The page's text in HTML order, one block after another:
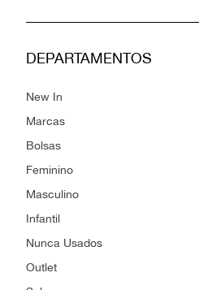
DEPARTAMENTOS
New In
Marcas
Bolsas
Feminino
Masculino
Infantil
Nunca Usados
Outlet